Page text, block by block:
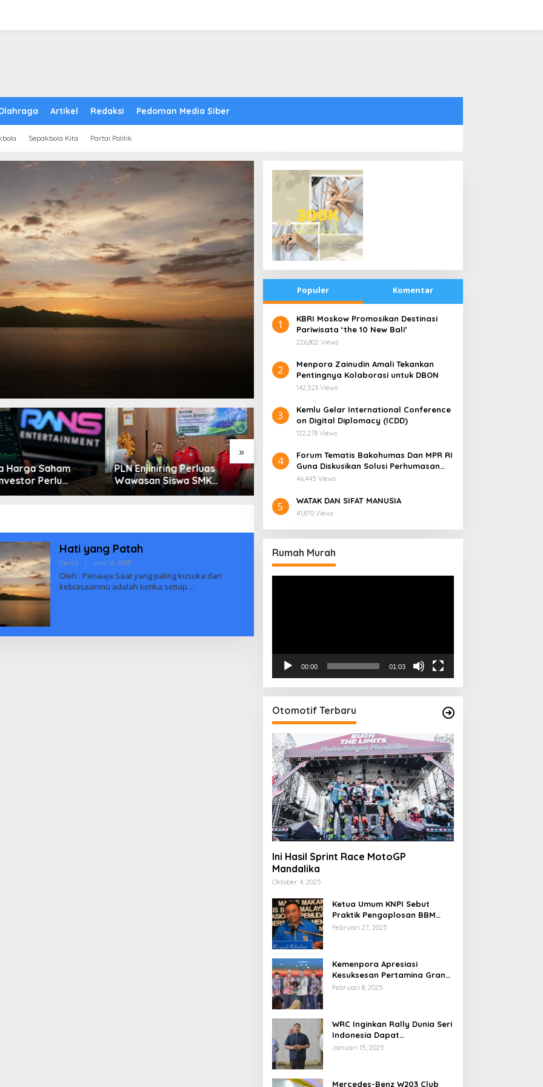
Artikel Redaksi Pedoman Media Siber
Sepakbola Kita Partai Politik
»
Harga Saham
Perlu
Fundamental dan
PLN Enjiniring Perluas
Wawasan Siswa SMK
tentang Tantangan
Kampung Wogikel: Potret
Kehidupan Pesisir di Ujung
Bertahan di Tengah
Keterbatasan
PLN Enjiniring Kenalkan
Hati yang Patah
Cerita Juni 16, 2019Oleh
Oleh : Penaaja Saat yang paling kusuka dari
kebiasaanmu adalah ketika setiap
Populer Komentar
1
​KBRI Moskow Promosikan Destinasi
Pariwisata ‘the 10 New Bali’
226,802 Views
2
​Menpora Zainudin Amali Tekankan
Pentingnya Kolaborasi untuk DBON
142,523 Views
3
​Kemlu Gelar International Conference
on Digital Diplomacy (ICDD)
122,278 Views
4
Forum Tematis Bakohumas Dan MPR RI
Guna Diskusikan Solusi Perhumasan
Juga Tuk Perkuat Lembaga Masing –
46,445 Views
5 WATAK DAN SIFAT MANUSIA
41,870 Views
Rumah Murah
00:00 01:03
Otomotif Terbaru
Ini Hasil Sprint Race MotoGP
Mandalika
Oktober 4, 2025
Ketua Umum KNPI Sebut
Praktik Pengoplosan BBM
Cederai Kepercayaan
Februari 27, 2025
Kemenpora Apresiasi
Kesuksesan Pertamina Grand
Prix of Indonesia 2024
Februari 8, 2025
WRC Inginkan Rally Dunia Seri
Indonesia Dapat
Terselenggara 2026
Januari 15, 2025
Mercedes-Benz W203 Club